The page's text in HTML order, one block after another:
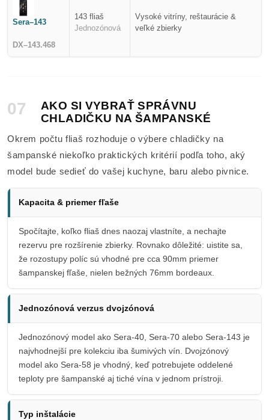
Sera–143
DX–143.468
143 fliaš
Jednozónová
Vysoké vitríny, reštaurácie &
veľké zbierky
07
AKO SI VYBRAŤ SPRÁVNU
CHLADIČKU NA ŠAMPANSKÉ
Okrem počtu fliaš rozhoduje o výbere chladičky na
šampanské niekoľko praktických kritérií podľa toho, aký
model bude sedieť do vašej kuchyne, baru alebo pivnice.
Kapacita & priemer fľaše
Spočítajte, koľko fliaš dnes naozaj vlastníte, a nechajte
rezervu pre rozšírenie zbierky. Rovnako dôležité: uistite sa,
že rozostupy políc sú vhodné pre cca 90mm priemer
šampanskej fľaše, nielen bežných 76mm bordeaux.
Jednozónová verzus dvojzónová
Jednozónový model ako Sera-40, Sera-70 alebo Sera-143 je
najvhodnejší pre kolekciu iba šumivých vín. Dvojzónový
model ako Sera-58 je vhodný, keď potrebujete oddelené
teploty pre šampanské aj tiché vína v jednom prístroji.
Typ inštalácie